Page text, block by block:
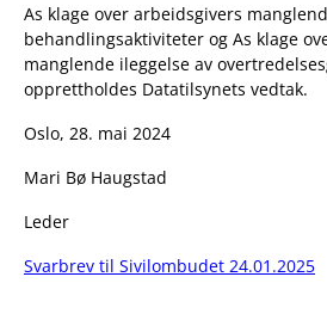
As klage over arbeidsgivers
behandlingsaktiviteter og As klage
manglende ileggelse av
opprettholdes Datatilsynets vedtak.
Oslo, 28. mai 2024
Mari Bø Haugstad
Leder
Svarbrev til Sivilombudet 24.01.2025